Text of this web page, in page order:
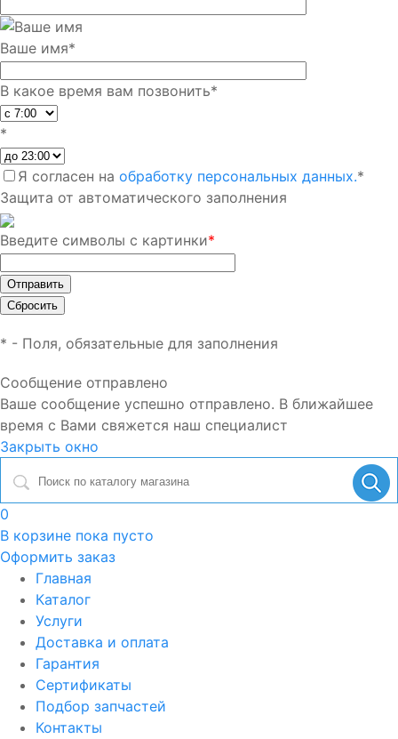
Ваше имя*
В какое время вам позвонить*
*
Я согласен на обработку персональных данных.*
Защита от автоматического заполнения
Введите символы с картинки*
* - Поля, обязательные для заполнения
Сообщение отправлено
Ваше сообщение успешно отправлено. В ближайшее
время с Вами свяжется наш специалист
Закрыть окно
0
В корзине пока пусто
Оформить заказ
Главная
Каталог
Услуги
Доставка и оплата
Гарантия
Сертификаты
Подбор запчастей
Контакты